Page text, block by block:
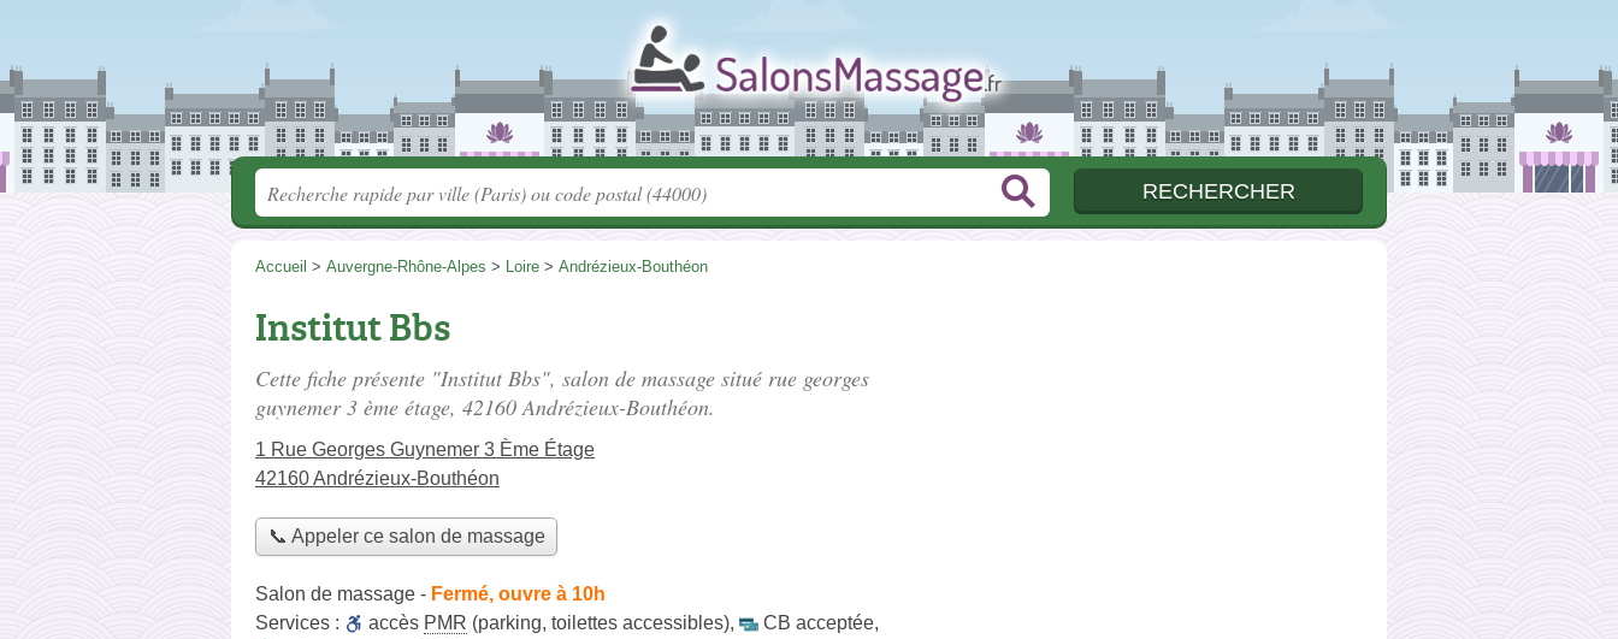
Accueil > Auvergne-Rhône-Alpes > Loire > Andrézieux-Bouthéon
Institut Bbs
Cette fiche présente "Institut Bbs", salon de massage situé rue georges
guynemer 3 ème étage, 42160 Andrézieux-Bouthéon.
1 Rue Georges Guynemer 3 Ème Étage
42160 Andrézieux-Bouthéon
📞 Appeler ce salon de massage
Salon de massage - Fermé, ouvre à 10h
Services :
accès PMR (parking, toilettes accessibles), CB acceptée,